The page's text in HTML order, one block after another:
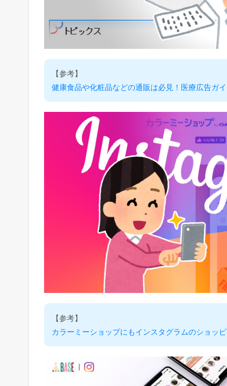
【参考】
健康食品や化粧品などの通販は必見！医療広告ガ
【参考】
カラーミーショップにもインスタグラムのショッ